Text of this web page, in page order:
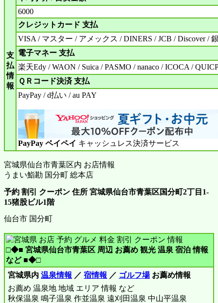
支
払
情
報
6000
クレジットカード 支払
VISA / マスター / アメックス / DINERS / JCB / Discover /
電子マネー 支払
楽天Edy / WAON / Suica / PASMO / nanaco / ICOCA /
ＱＲコード決済 支払
PayPay / d払い / au PAY
PayPay ペイペイ キャッシュレス決済サービス
宮城県仙台市青葉区内 お店情報
うまい鮨勘 国分町 総本店
予約 割引 クーポン 住所 宮城県仙台市青葉区国分町2丁目1-
15猪股ビル1階
仙台市 国分町
□◆■ 宮城県仙台市青葉区 周辺 お薦め 観光 温泉 宿泊 情報
など ■◆□
宮城県内 温泉情報 ／ 宿情報 ／ ゴルフ場お薦め情報
お薦め 温泉地 地域 エリア 情報 など
秋保温泉 鳴子温泉 作並温泉 遠刈田温泉 中山平温泉